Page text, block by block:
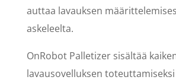
auttaa lavauksen
askeleelta.
OnRobot Palletizer sisältää
lavausovelluksen